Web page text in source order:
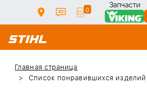
0 Запчасти
Главная страница
Список понравившихся изделий